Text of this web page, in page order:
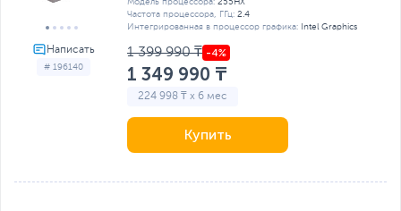
# 196140
Частота процессора, ГГц: 2.4
Интегрированная в процессор графика: Intel Graphics
1 399 990 ₸
1 349 990 ₸
224 998 ₸ x 6 мес
Купить